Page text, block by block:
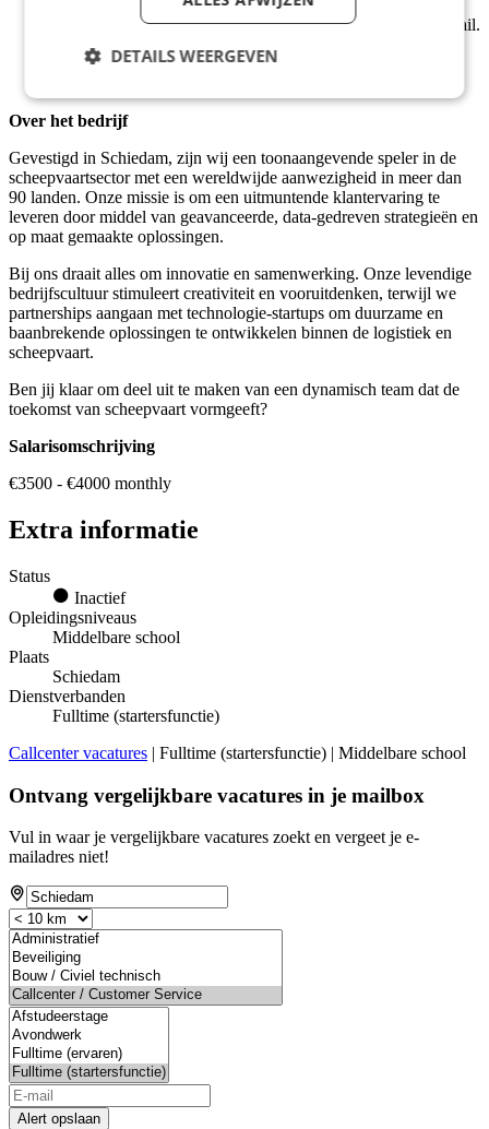
Aantoonbare ervaring in customer service of logistiek.
Uitstekende organisatorische vaardigheden en oog voor detail.
Sterke communicatieve vaardigheden in het Engels.
Ervaring met ERP-systemen en Microsoft Office.
Over het bedrijf
Gevestigd in Schiedam, zijn wij een toonaangevende speler in de
scheepvaartsector met een wereldwijde aanwezigheid in meer dan
90 landen. Onze missie is om een uitmuntende klantervaring te
leveren door middel van geavanceerde, data-gedreven strategieën en
op maat gemaakte oplossingen.
Bij ons draait alles om innovatie en samenwerking. Onze levendige
bedrijfscultuur stimuleert creativiteit en vooruitdenken, terwijl we
partnerships aangaan met technologie-startups om duurzame en
baanbrekende oplossingen te ontwikkelen binnen de logistiek en
scheepvaart.
Ben jij klaar om deel uit te maken van een dynamisch team dat de
toekomst van scheepvaart vormgeeft?
Salarisomschrijving
€3500 - €4000 monthly
Extra informatie
Status
Inactief
Opleidingsniveaus
Middelbare school
Plaats
Schiedam
Dienstverbanden
Fulltime (startersfunctie)
Callcenter vacatures | Fulltime (startersfunctie) | Middelbare school
Ontvang vergelijkbare vacatures in je mailbox
Vul in waar je vergelijkbare vacatures zoekt en vergeet je e-
mailadres niet!
Alert opslaan
DETAILS WEERGEVEN